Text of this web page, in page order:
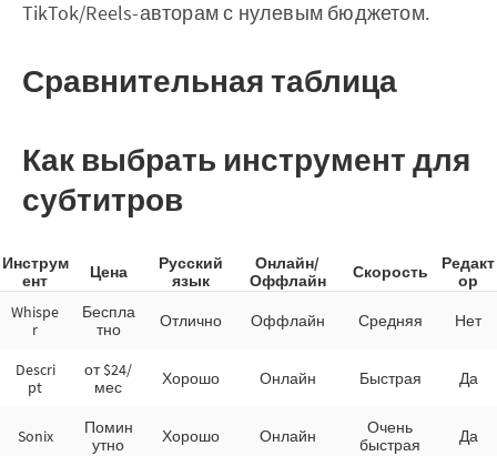
TikTok/Reels-авторам с нулевым бюджетом.
Сравнительная таблица
Как выбрать инструмент для
субтитров
Инструм
ент
Цена
Русский
язык
Онлайн/
Оффлайн
Скорость
Редакт
ор
Whispe
r
Беспла
тно
Отлично Оффлайн Средняя Нет
Descri
pt
от $24/
мес
Хорошо Онлайн Быстрая Да
Sonix
Помин
утно
Хорошо Онлайн
Очень
быстрая
Да